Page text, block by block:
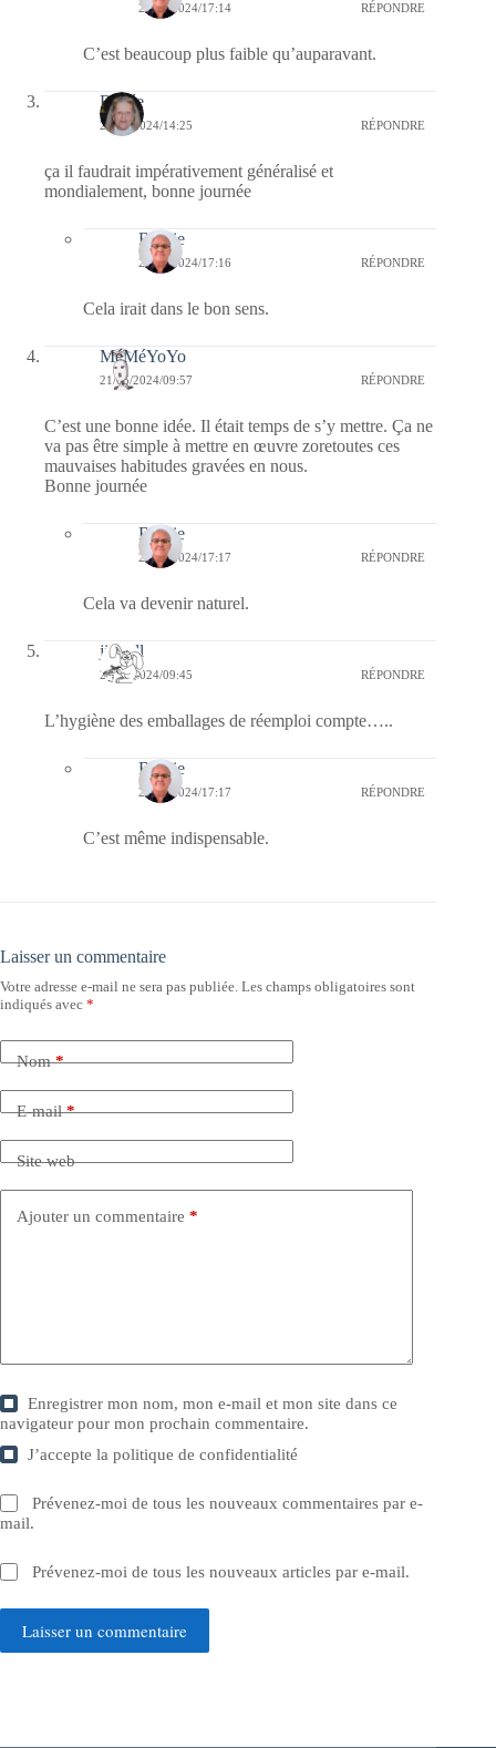
22/05/2024/17:14 RÉPONDRE
C’est beaucoup plus faible qu’auparavant.
Renée
21/05/2024/14:25 RÉPONDRE
ça il faudrait impérativement généralisé et
mondialement, bonne journée
Bernie
22/05/2024/17:16 RÉPONDRE
Cela irait dans le bon sens.
MéMéYoYo
21/05/2024/09:57 RÉPONDRE
C’est une bonne idée. Il était temps de s’y mettre. Ça ne
va pas être simple à mettre en œuvre zoretoutes ces
mauvaises habitudes gravées en nous.
Bonne journée
Bernie
22/05/2024/17:17 RÉPONDRE
Cela va devenir naturel.
jill bill
21/05/2024/09:45 RÉPONDRE
L’hygiène des emballages de réemploi compte…..
Bernie
22/05/2024/17:17 RÉPONDRE
C’est même indispensable.
Laisser un commentaire
Votre adresse e-mail ne sera pas publiée. Les champs obligatoires sont
indiqués avec *
Nom*
E-mail*
Site web
Ajouter un commentaire *
Enregistrer mon nom, mon e-mail et mon site dans ce
navigateur pour mon prochain commentaire.
J’accepte lapolitique de confidentialité
Prévenez-moi de tous les nouveaux commentaires par e-
mail.
Prévenez-moi de tous les nouveaux articles par e-mail.
Laisser un commentaire